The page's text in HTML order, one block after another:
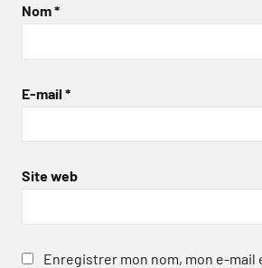
Nom*
E-mail *
Site web
Enregistrer mon nom, mon e-mail